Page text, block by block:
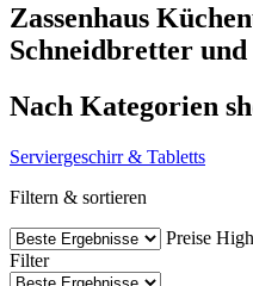
Zassenhaus
Schneidbretter
Nach Kategorien
Serviergeschirr & Tabletts
Filtern & sortieren
Preise
Filter